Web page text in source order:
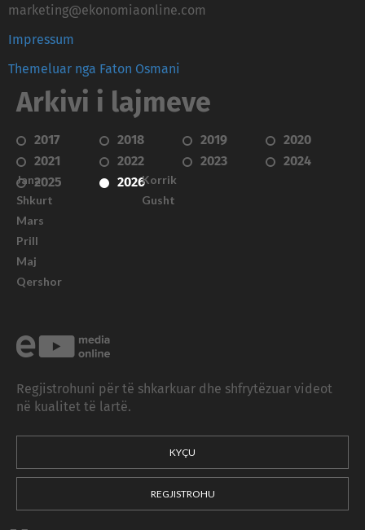
marketing@ekonomiaonline.com
Impressum
Themeluar nga Faton Osmani
Arkivi i lajmeve
2017 2018 2019
2020
2021
2022 2023
2024
2025
2026
Janar
Shkurt
Mars
Prill
Maj
Qershor
Korrik
Gusht
Regjistrohuni për të shkarkuar dhe shfrytëzuar videot
në kualitet të lartë.
KYÇU
REGJISTROHU